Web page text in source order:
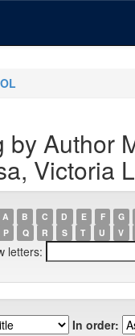
by Author
Victoria
A B C D E F G
P Q R S T U V
letters:
In order: